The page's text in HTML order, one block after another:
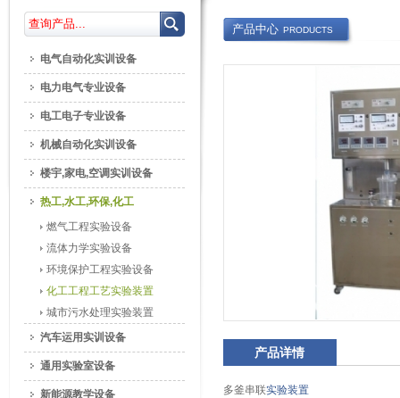
产品中心 PRODUCTS
产品详情
多釜串联实验装置
电气自动化实训设备
电力电气专业设备
电工电子专业设备
机械自动化实训设备
楼宇,家电,空调实训设备
热工,水工,环保,化工
燃气工程实验设备
流体力学实验设备
环境保护工程实验设备
化工工程工艺实验装置
城市污水处理实验装置
汽车运用实训设备
通用实验室设备
新能源教学设备